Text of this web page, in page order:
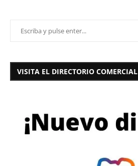
VISITA EL DIRECTORIO COMERCIAL